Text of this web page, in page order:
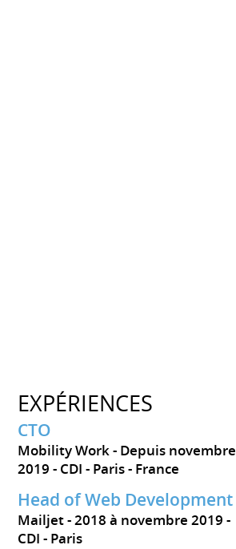
EXPÉRIENCES
CTO
Mobility Work
Depuis novembre
2019 CDI Paris France
Head of Web Development
Mailjet
2018 à novembre 2019
CDI
Paris